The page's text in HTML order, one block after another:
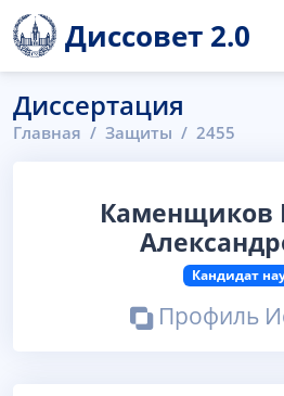
Диссовет 2.0
Диссертация
Главная Защиты 2455
Каменщиков
Кандидат
Профиль